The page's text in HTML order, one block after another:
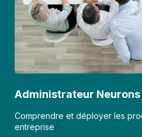
Administrateur Neurons
Comprendre et déployer les
entreprise